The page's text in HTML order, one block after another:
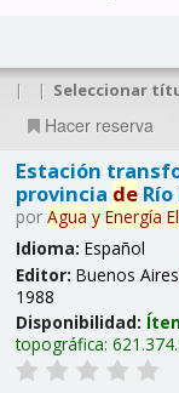
| | Seleccionar
Hacer reserva
Estación
provincia deRío
por Agua y Energía
Idioma: Español
Editor: Buenos
1988
Disponibilidad:
topográfica: